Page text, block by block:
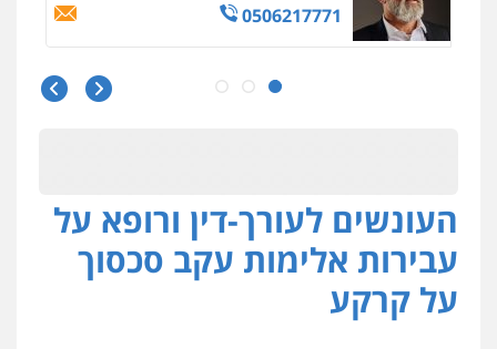
503456449
עו"ד איהאב ג'לג'ולי
עורכי דין לענייני
אייל בן שושן, עורך דין פלילי
פלילי מעצרים וחקירות פשיעה חמורה
נוער רישום פלילי
0522763105
העונשים לעורך-דין ורופא על
עבירות אלימות עקב סכסוך
על קרקע